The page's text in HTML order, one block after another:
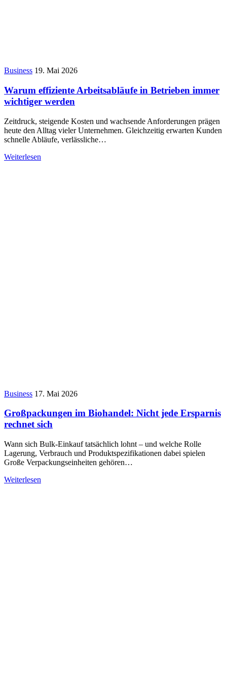
Business 19. Mai 2026
Warum effiziente Arbeitsabläufe in Betrieben immer
wichtiger werden
Zeitdruck, steigende Kosten und wachsende Anforderungen prägen
heute den Alltag vieler Unternehmen. Gleichzeitig erwarten Kunden
schnelle Abläufe, verlässliche…
Weiterlesen
Business 17. Mai 2026
Großpackungen im Biohandel: Nicht jede Ersparnis
rechnet sich
Wann sich Bulk-Einkauf tatsächlich lohnt – und welche Rolle
Lagerung, Verbrauch und Produktspezifikationen dabei spielen
Große Verpackungseinheiten gehören…
Weiterlesen